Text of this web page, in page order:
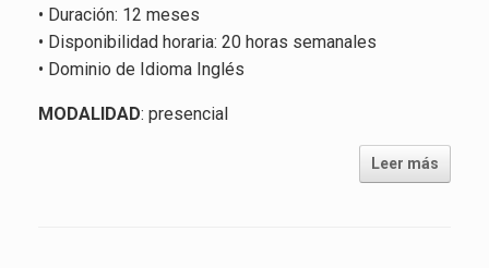
• Duración: 12 meses
• Disponibilidad horaria: 20 horas semanales
• Dominio de Idioma Inglés
MODALIDAD: presencial
Leer más